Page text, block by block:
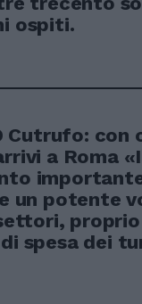
ospiti.
Cutrufo:
a Roma
un potente
spesa dei